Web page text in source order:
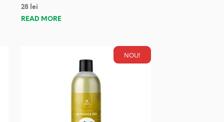
28 lei
READ MORE
NOU!